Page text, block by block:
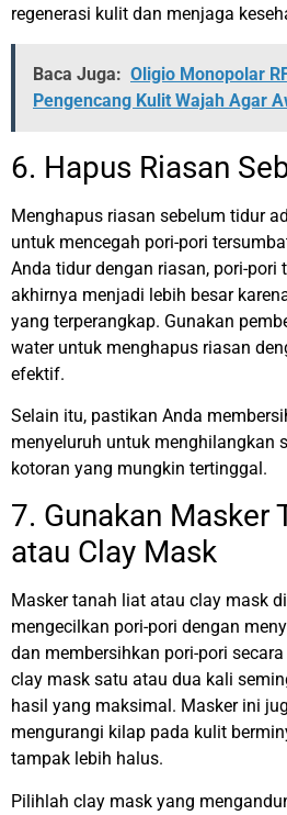
regenerasi kulit dan menjaga
Baca Juga: Oligio Monopolar
Pengencang Kulit Wajah Agar
6. Hapus Riasan
Menghapus riasan sebelum tidur
untuk mencegah pori-pori
Anda tidur dengan riasan, pori-pori
akhirnya menjadi lebih besar
yang terperangkap. Gunakan
water untuk menghapus riasan
efektif.
Selain itu, pastikan Anda
menyeluruh untuk menghilangkan
kotoran yang mungkin tertinggal.
7. Gunakan Masker
atau Clay Mask
Masker tanah liat atau clay mask
mengecilkan pori-pori dengan
dan membersihkan pori-pori
clay mask satu atau dua kali
hasil yang maksimal. Masker ini
mengurangi kilap pada kulit
tampak lebih halus.
Pilihlah clay mask yang